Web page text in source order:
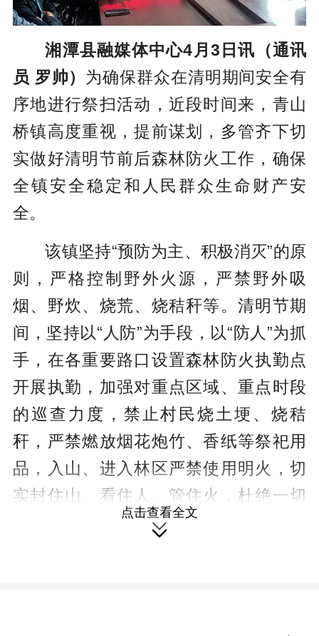
湘潭县融媒体中心4月3日讯（通讯
员 罗帅） 为确保群众在清明期间安全有
序地进行祭扫活动，近段时间来，青山
桥镇高度重视，提前谋划，多管齐下切
实做好清明节前后森林防火工作，确保
全镇安全稳定和人民群众生命财产安
全。
该镇坚持“预防为主、积极消灭”的原
则，严格控制野外火源，严禁野外吸
烟、野炊、烧荒、烧秸秆等。清明节期
间，坚持以“人防”为手段，以“防人”为抓
手，在各重要路口设置森林防火执勤点
开展执勤，加强对重点区域、重点时段
的巡查力度，禁止村民烧土埂、烧秸
秆，严禁燃放烟花炮竹、香纸等祭祀用
品，入山、进入林区严禁使用明火，切
实封住山、看住人、管住火，杜绝一切
森林火灾隐患。镇村两级组建防灭火应
点击查看全文
